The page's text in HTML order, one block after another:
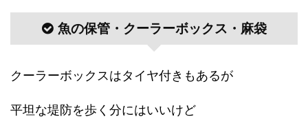
魚の保管・クーラーボックス・麻袋
クーラーボックスはタイヤ付きもあるが
平坦な堤防を歩く分にはいいけど